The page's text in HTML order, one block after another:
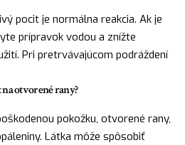
pocit je normálna reakcia. Ak je
prípravok vodou a znížte
Pri pretrvávajúcom podráždení
otvorené rany?
pokožku, otvorené rany,
Látka môže spôsobiť